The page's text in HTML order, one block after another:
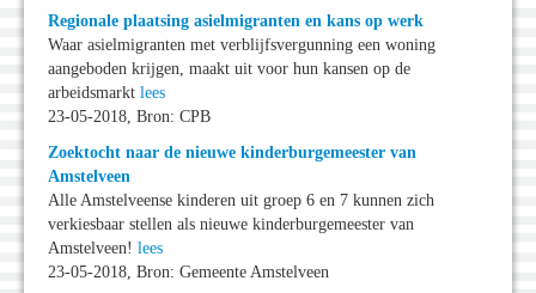
Regionale plaatsing asielmigranten en kans op werk
Waar asielmigranten met verblijfsvergunning een woning
aangeboden krijgen, maakt uit voor hun kansen op de
arbeidsmarkt lees
23-05-2018, Bron: CPB
Zoektocht naar de nieuwe kinderburgemeester van
Amstelveen
Alle Amstelveense kinderen uit groep 6 en 7 kunnen zich
verkiesbaar stellen als nieuwe kinderburgemeester van
Amstelveen! lees
23-05-2018, Bron: Gemeente Amstelveen